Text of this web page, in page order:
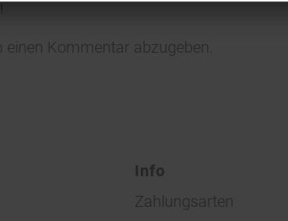
einen Kommentar abzugeben.
Info
Zahlungsarten